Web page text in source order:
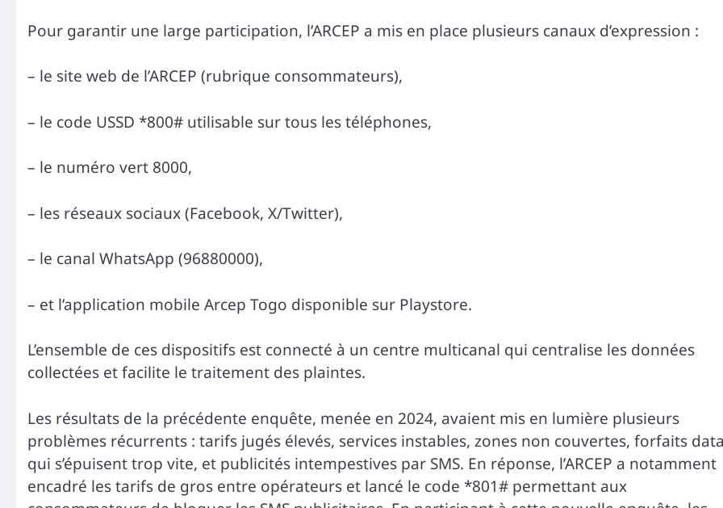
Pour garantir une large participation, l’ARCEP a mis en place plusieurs canaux d’expression :
– le site web de l’ARCEP (rubrique consommateurs),
– le code USSD *800# utilisable sur tous les téléphones,
– le numéro vert 8000,
– les réseaux sociaux (Facebook, X/Twitter),
– le canal WhatsApp (96880000),
– et l’application mobile Arcep Togo disponible sur Playstore.
L’ensemble de ces dispositifs est connecté à un centre multicanal qui centralise les données
collectées et facilite le traitement des plaintes.
Les résultats de la précédente enquête, menée en 2024, avaient mis en lumière plusieurs
problèmes récurrents : tarifs jugés élevés, services instables, zones non couvertes, forfaits
qui s’épuisent trop vite, et publicités intempestives par SMS. En réponse, l’ARCEP a notamment
encadré les tarifs de gros entre opérateurs et lancé le code *801# permettant aux